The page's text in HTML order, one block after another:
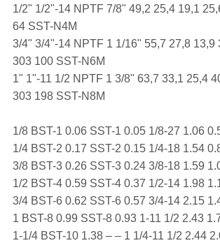
1/2" 1/2"-14 NPTF 7/8" 49,2 25,4 19,1
64 SST-N4M
3/4" 3/4"-14 NPTF 1 1/16" 55,7 27,8 13,9
303 100 SST-N6M
1" 1"-11 1/2 NPTF 1 3/8" 63,7 33,1 25,4
303 198 SST-N8M
1/8 BST-1 0.06 SST-1 0.05 1/8-27 1.06
1/4 BST-2 0.17 SST-2 0.15 1/4-18 1.54
3/8 BST-3 0.26 SST-3 0.24 3/8-18 1.59
1/2 BST-4 0.59 SST-4 0.37 1/2-14 1.98
3/4 BST-6 0.62 SST-6 0.57 3/4-14 2.15
1 BST-8 0.99 SST-8 0.93 1-11 1/2 2.43
1-1/4 BST-10 1.38 – – 1 1/4-11 1/2 2.44